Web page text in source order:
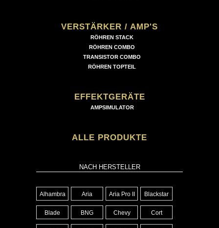
VERSTÄRKER / AMP'S
RÖHREN STACK
RÖHREN COMBO
TRANSISTOR COMBO
RÖHREN TOPTEIL
EFFEKTGERÄTE
AMPSIMULATOR
ALLE PRODUKTE
NACH HERSTELLER
Alhambra Aria Aria Pro II Blackstar
Blade BNG Chevy Cort